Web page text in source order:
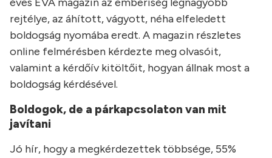
rejtélye, az áhított, vágyott, néha elfeledett
boldogság nyomába eredt. A magazin részletes
online felmérésben kérdezte meg olvasóit,
valamint a kérdőív kitöltőit, hogyan állnak most a
boldogság kérdésével.
Boldogok, de a párkapcsolaton van mit
javítani
Jó hír, hogy a megkérdezettek többsége, 55%